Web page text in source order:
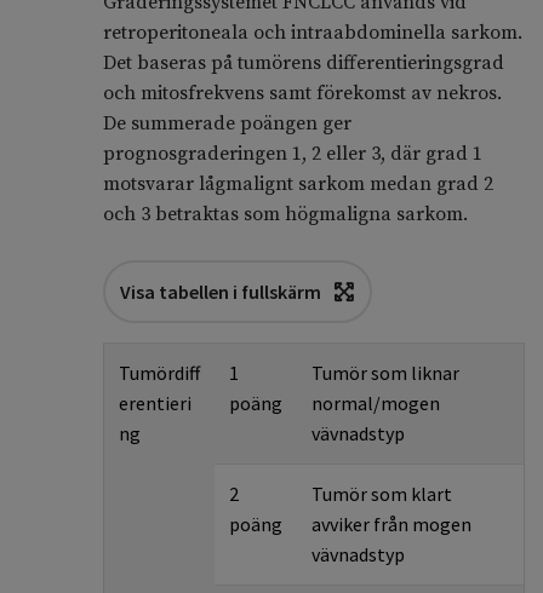
retroperitoneala och intraabdominella sarkom.
Det baseras på tumörens differentieringsgrad
och mitosfrekvens samt förekomst av nekros.
De summerade poängen ger
prognosgraderingen 1, 2 eller 3, där grad 1
motsvarar lågmalignt sarkom medan grad 2
och 3 betraktas som högmaligna sarkom.
Visa tabellen i fullskärm
Tumördiff
erentieri
ng
1
poäng
Tumör som liknar
normal/mogen
vävnadstyp
2
poäng
Tumör som klart
avviker från mogen
vävnadstyp